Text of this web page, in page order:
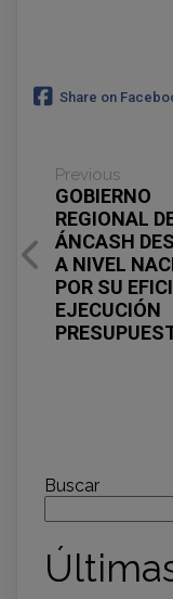
Share on
Previous
GOBIERNO
REGIONAL
ÁNCASH
A NIVEL
POR SU
EJECUCIÓN
Buscar